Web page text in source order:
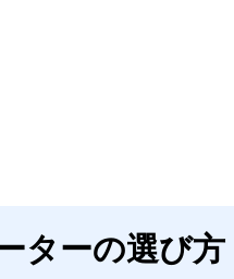
ターの選び方